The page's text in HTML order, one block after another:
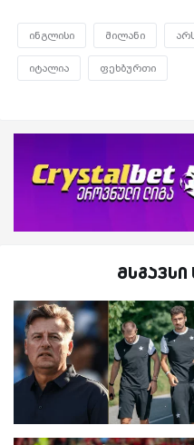
ინგლისი მილანი
იტალია ფეხბურთი